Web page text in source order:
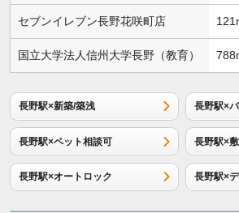
セブンイレブン長野花咲町店
国立大学法人信州大学長野（教育）
長野駅×新築/築浅 長野駅×
長野駅×ペット相談可 長野駅×
長野駅×オートロック 長野駅×